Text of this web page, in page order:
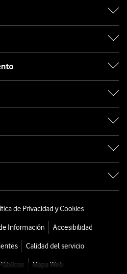
de Privacidad y Cookies
Información Accesibilidad
Calidad del servicio
Mapa Web